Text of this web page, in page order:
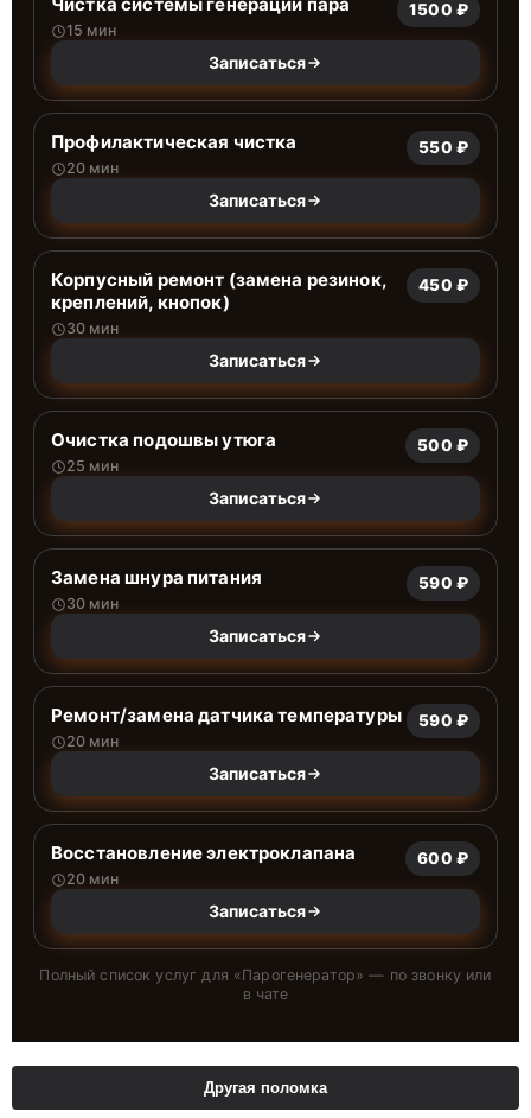
15 мин
1500 ₽
Записаться
Профилактическая чистка
20 мин
550 ₽
Записаться
Корпусный ремонт (замена резинок,
креплений, кнопок)
30 мин
450 ₽
Записаться
Очистка подошвы утюга
25 мин
500 ₽
Записаться
Замена шнура питания
30 мин
590 ₽
Записаться
Ремонт/замена датчика температуры
20 мин
590 ₽
Записаться
Восстановление электроклапана
20 мин
600 ₽
Записаться
Полный список услуг для «Парогенератор» — по звонку или
в чате
Другая поломка